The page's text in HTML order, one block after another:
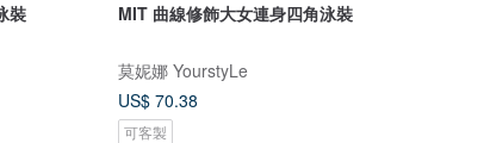
裝 MIT 曲線修飾大女連身四角泳裝
莫妮娜 YourstyLe
US$ 70.38
可客製